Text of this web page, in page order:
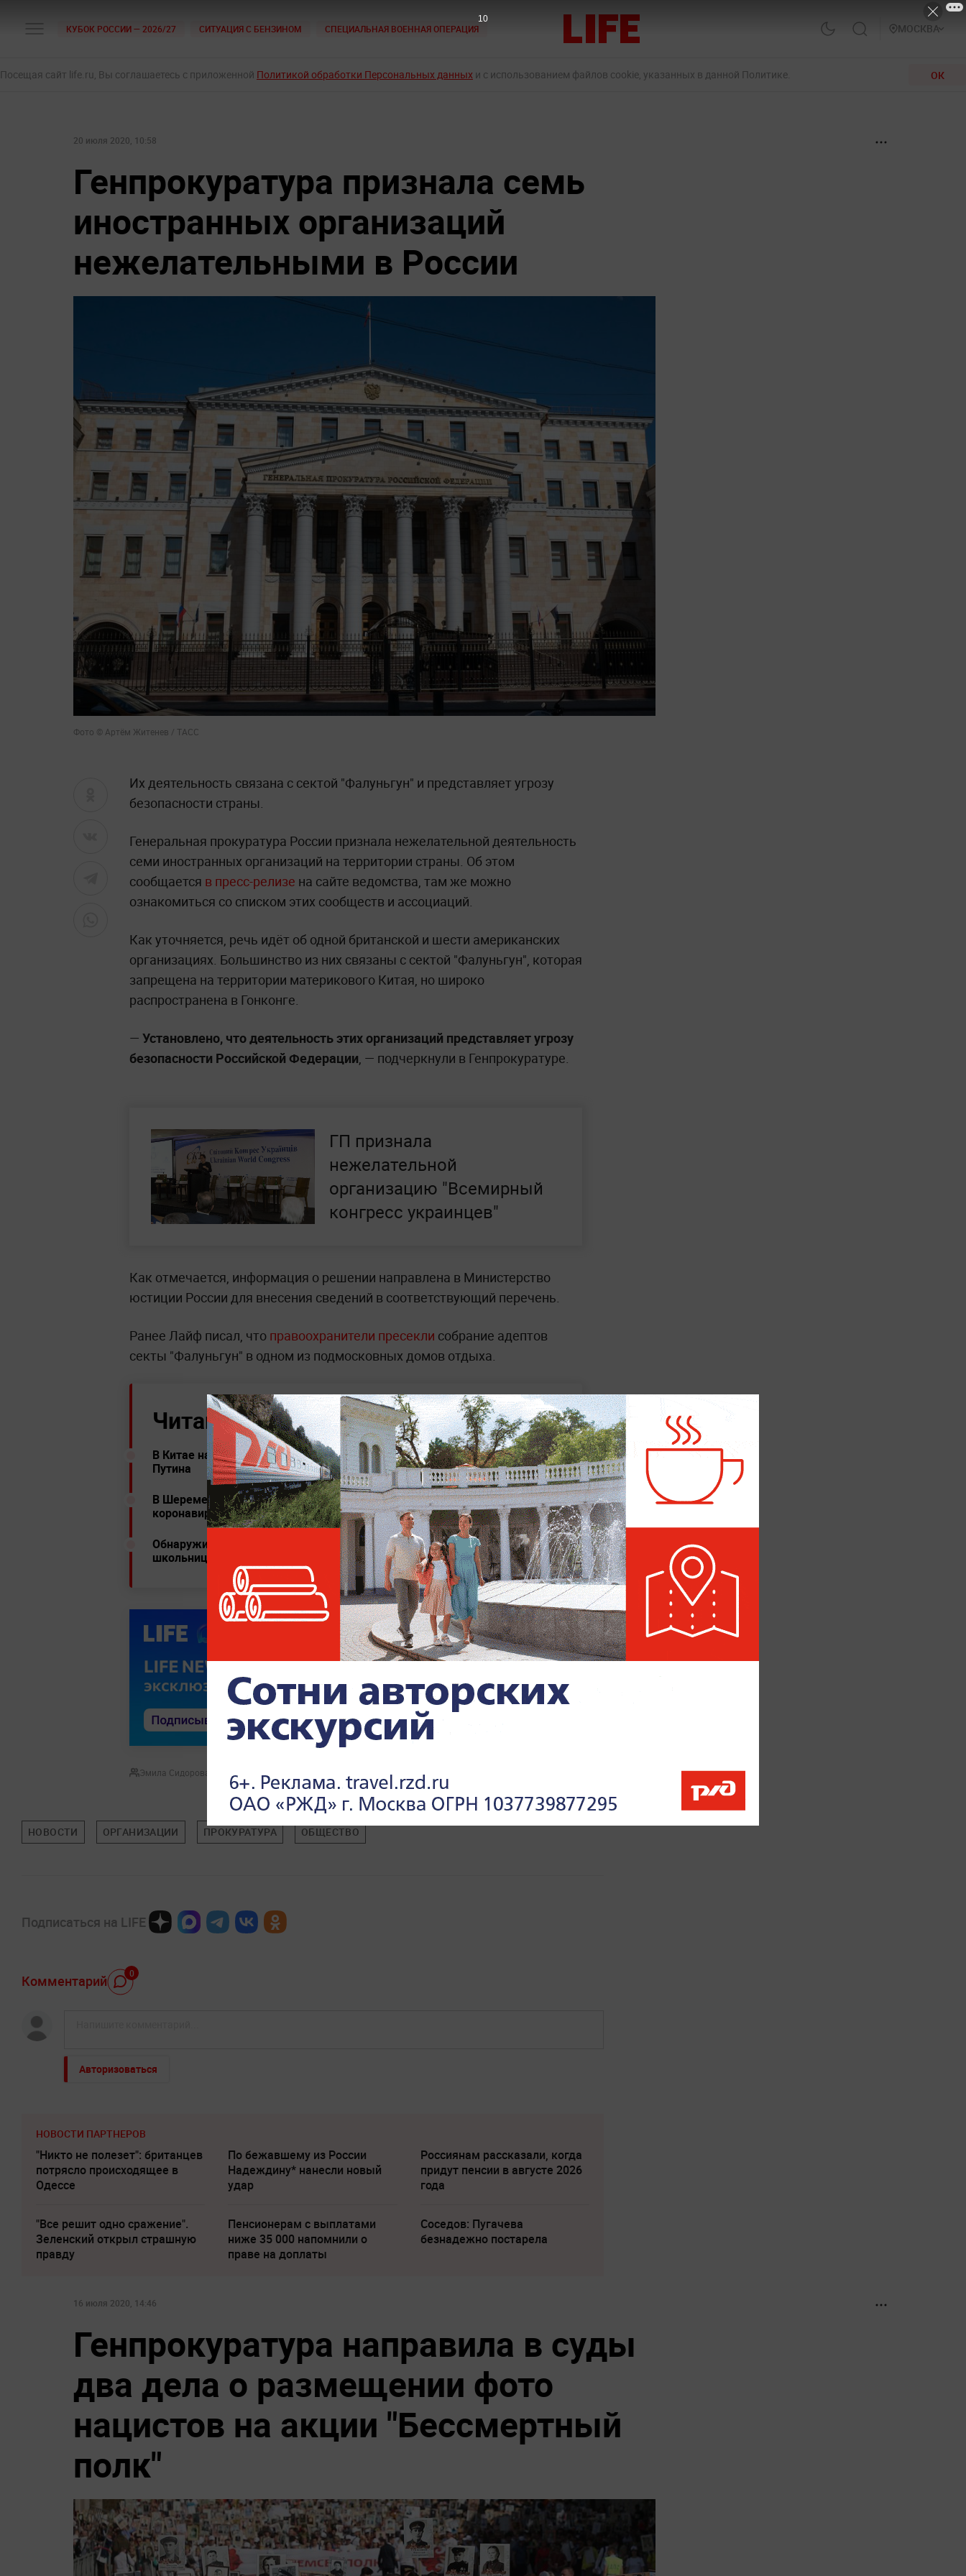
КУБОК РОССИИ — 2026/27 СИТУАЦИЯ С БЕНЗИНОМ СПЕЦИАЛЬНАЯ ВОЕННАЯ ОПЕРАЦИЯ МОСКВА
Посещая сайт life.ru, Вы соглашаетесь с приложенной Политикой обработки Персональных данных и с использованием файлов cookie, указанных в данной Политике. ОК
20 июля 2020, 10:58
Генпрокуратура признала семь
иностранных организаций
нежелательными в России
Фото © Артём Житенев / ТАСС
Их деятельность связана с сектой "Фалуньгун" и представляет угрозу
безопасности страны.
Генеральная прокуратура России признала нежелательной деятельность
семи иностранных организаций на территории страны. Об этом
сообщается в пресс-релизе на сайте ведомства, там же можно
ознакомиться со списком этих сообществ и ассоциаций.
Как уточняется, речь идёт об одной британской и шести американских
организациях. Большинство из них связаны с сектой "Фалуньгун", которая
запрещена на территории материкового Китая, но широко
распространена в Гонконге.
— Установлено, что деятельность этих организаций представляет угрозу
безопасности Российской Федерации, — подчеркнули в Генпрокуратуре.
ГП признала
нежелательной
организацию "Всемирный
конгресс украинцев"
Как отмечается, информация о решении направлена в Министерство
юстиции России для внесения сведений в соответствующий перечень.
Ранее Лайф писал, что правоохранители пресекли собрание адептов
секты "Фалуньгун" в одном из подмосковных домов отдыха.
Читайте ещё:
В Китае начали продавать "скопированный" автомобиль Владимира
Путина
В Шереметьево пассажиры смогут пройти экспресс-тестирование на
коронавирус
Обнаружили лишь сланцы и панамку. В Башкирии ищут 10-летнюю
школьницу, пропавшую после вылазки на пляж
Эмила Сидорова
НОВОСТИ ОРГАНИЗАЦИИ ПРОКУРАТУРА ОБЩЕСТВО
Подписаться на LIFE
Комментарий 0
Авторизоваться
НОВОСТИ ПАРТНЕРОВ
"Никто не полезет": британцев
потрясло происходящее в
Одессе
По бежавшему из России
Надеждину* нанесли новый
удар
Россиянам рассказали, когда
придут пенсии в августе 2026
года
"Все решит одно сражение".
Зеленский открыл страшную
правду
Пенсионерам с выплатами
ниже 35 000 напомнили о
праве на доплаты
Соседов: Пугачева
безнадежно постарела
16 июля 2020, 14:46
Генпрокуратура направила в суды
два дела о размещении фото
нацистов на акции "Бессмертный
полк"
9